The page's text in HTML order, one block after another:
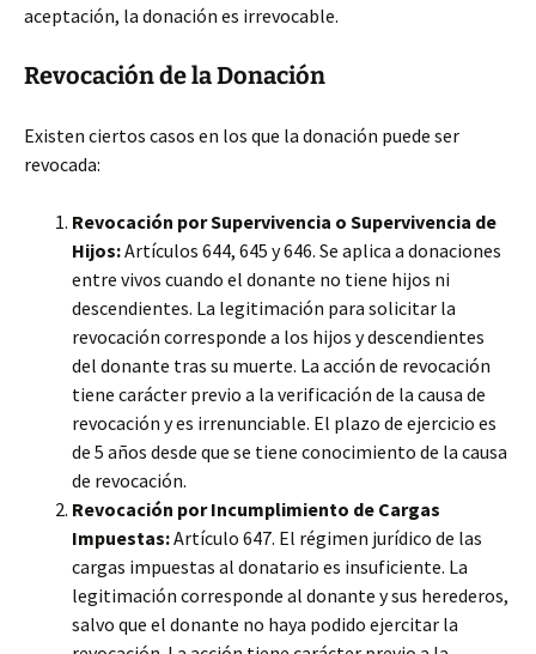
aceptación, la donación es irrevocable.
Revocación de la Donación
Existen ciertos casos en los que la donación puede ser
revocada:
Revocación por Supervivencia o Supervivencia de
Hijos:Artículos 644, 645 y 646. Se aplica a donaciones
entre vivos cuando el donante no tiene hijos ni
descendientes. La legitimación para solicitar la
revocación corresponde a los hijos y descendientes
del donante tras su muerte. La acción de revocación
tiene carácter previo a la verificación de la causa de
revocación y es irrenunciable. El plazo de ejercicio es
de 5 años desde que se tiene conocimiento de la causa
de revocación.
Revocación por Incumplimiento de Cargas
Impuestas:Artículo 647. El régimen jurídico de las
cargas impuestas al donatario es insuficiente. La
legitimación corresponde al donante y sus herederos,
salvo que el donante no haya podido ejercitar la